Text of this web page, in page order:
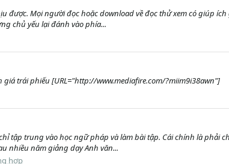
Mọi người đọc hoặc download về đọc thử xem có giúp
chủ yếu lại đánh vào phía...
trái phiếu [URL="http://www.mediafire.com/?miim9i38awn"]
tập trung vào học ngữ pháp và làm bài tập. Cái chính là phải
nhiều năm giảng dạy Anh văn...
hợp